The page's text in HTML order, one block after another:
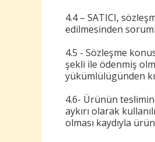
4.4 – SATICI,
edilmesinden
4.5 - Sözleşme
şekli ile ödenmiş
yükümlülügünden
4.6- Ürünün
aykırı olarak
olması kaydıyla